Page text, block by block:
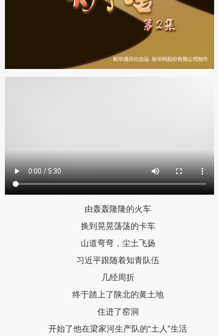
由轰轰隆隆的火车
换到晃晃荡荡的卡车
山道弯弯，尘土飞扬
习近平跟随着知青队伍
几经周折
终于踏上了陕北的黄土地
住进了窑洞
开始了他在梁家河生产队的“土人”生活